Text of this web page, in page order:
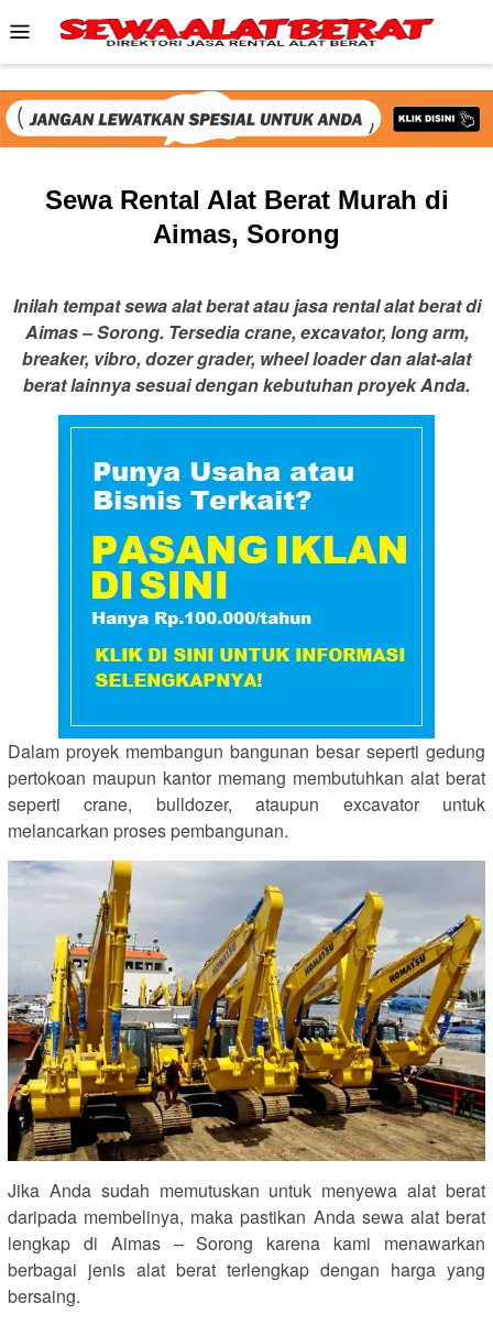
to
content
Mobile
Menu
Sewa Rental Alat Berat Murah di
Aimas, Sorong
Inilah tempat sewa alat berat atau jasa rental alat berat di
Aimas – Sorong. Tersedia crane, excavator, long arm,
breaker, vibro, dozer grader, wheel loader dan alat-alat
berat lainnya sesuai dengan kebutuhan proyek Anda.
Dalam proyek membangun bangunan besar seperti gedung
pertokoan maupun kantor memang membutuhkan alat berat
seperti crane, bulldozer, ataupun excavator untuk
melancarkan proses pembangunan.
Jika Anda sudah memutuskan untuk menyewa alat berat
daripada membelinya, maka pastikan Anda sewa alat berat
lengkap di Aimas – Sorong karena kami menawarkan
berbagai jenis alat berat terlengkap dengan harga yang
bersaing.